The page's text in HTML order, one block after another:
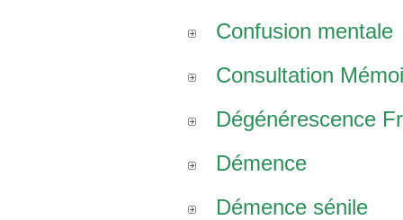
Confusion mentale
Consultation
Dégénérescence
Démence
Démence sénile